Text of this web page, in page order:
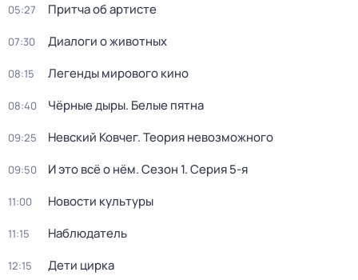
05:27 Притча об артисте
07:30 Диалоги о животных
08:15 Легенды мирового кино
08:40 Чёрные дыры. Белые пятна
09:25 Невский Ковчег. Теория невозможного
09:50 И это всё о нём. Сезон 1. Серия 5-я
11:00 Новости культуры
11:15 Наблюдатель
12:15 Дети цирка